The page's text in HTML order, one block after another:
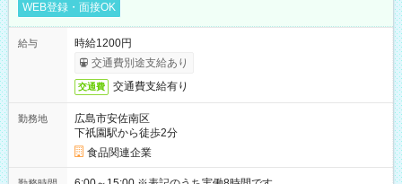
WEB登録・面接OK
給与
時給1200円
交通費別途支給あり
交通費 交通費支給有り
勤務地
広島市安佐南区
下祇園駅から徒歩2分
食品関連企業